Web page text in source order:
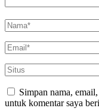
Simpan nama,
untuk komentar saya